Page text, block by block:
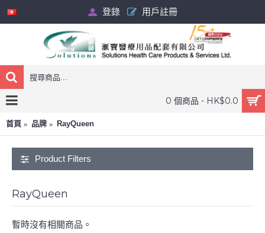
登錄 用戶註冊
0 個商品 - HK$0.0
首頁 品牌 RayQueen
Product Filters
RayQueen
暫時沒有相關商品。